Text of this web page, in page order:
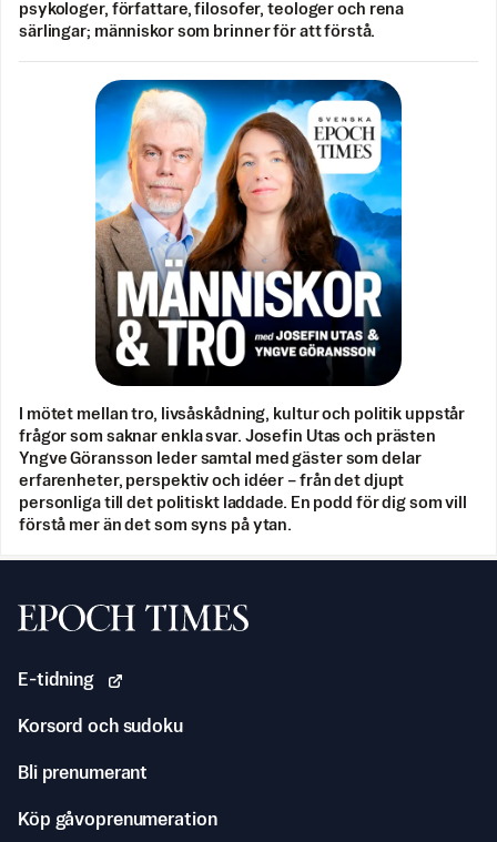
psykologer, författare, filosofer, teologer och rena
särlingar; människor som brinner för att förstå.
I mötet mellan tro, livsåskådning, kultur och politik uppstår
frågor som saknar enkla svar. Josefin Utas och prästen
Yngve Göransson leder samtal med gäster som delar
erfarenheter, perspektiv och idéer – från det djupt
personliga till det politiskt laddade. En podd för dig som vill
förstå mer än det som syns på ytan.
Svenska Epoch Times
E-tidning
Korsord och sudoku
Bli prenumerant
Köp gåvoprenumeration